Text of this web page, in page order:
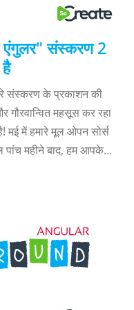
एंगुलर" संस्करण 2
संस्करण के प्रकाशन की
गौरवान्वित महसूस कर रहा
मई में हमारे मूल ओपन सोर्स
महीने बाद, हम आपके
एंगुलर प्रयोग कर रहे हैं?
प्लेग्राउंड फॉर एंगुलर
परिचित नहीं हैं तो हम